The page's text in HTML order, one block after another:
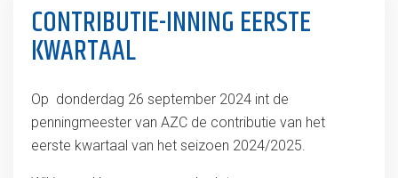
CONTRIBUTIE-INNING EERSTE
KWARTAAL
Op donderdag 26 september 2024 int de
penningmeester van AZC de contributie van het
eerste kwartaal van het seizoen 2024/2025.